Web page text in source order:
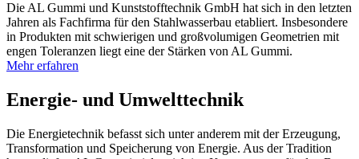
Die AL Gummi und Kunststofftechnik GmbH hat sich in den letzten
Jahren als Fachfirma für den Stahlwasserbau etabliert. Insbesondere
in Produkten mit schwierigen und großvolumigen Geometrien mit
engen Toleranzen liegt eine der Stärken von AL Gummi.
Mehr erfahren
Energie- und Umwelttechnik
Die Energietechnik befasst sich unter anderem mit der Erzeugung,
Transformation und Speicherung von Energie. Aus der Tradition